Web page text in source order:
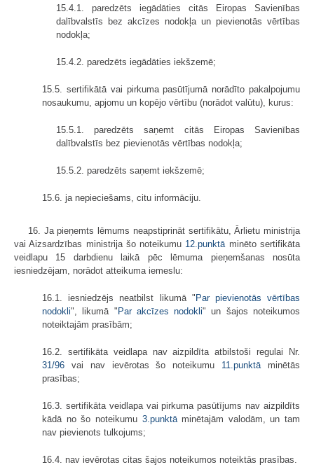
15.4.1. paredzēts iegādāties citās Eiropas Savienības
dalībvalstīs bez akcīzes nodokļa un pievienotās vērtības
nodokļa;
15.4.2. paredzēts iegādāties iekšzemē;
15.5. sertifikātā vai pirkuma pasūtījumā norādīto pakalpojumu
nosaukumu, apjomu un kopējo vērtību (norādot valūtu), kurus:
15.5.1. paredzēts saņemt citās Eiropas Savienības
dalībvalstīs bez pievienotās vērtības nodokļa;
15.5.2. paredzēts saņemt iekšzemē;
15.6. ja nepieciešams, citu informāciju.
16. Ja pieņemts lēmums neapstiprināt sertifikātu, Ārlietu ministrija
vai Aizsardzības ministrija šo noteikumu 12.punktāminēto sertifikāta
veidlapu 15 darbdienu laikā pēc lēmuma pieņemšanas nosūta
iesniedzējam, norādot atteikuma iemeslu:
16.1. iesniedzējs neatbilst likumā " Par pievienotās vērtības
nodokli", likumā " Par akcīzes nodokli" un šajos noteikumos
noteiktajām prasībām;
16.2. sertifikāta veidlapa nav aizpildīta atbilstoši regulai Nr.
31/96 vai nav ievērotas šo noteikumu 11.punktāminētās
prasības;
16.3. sertifikāta veidlapa vai pirkuma pasūtījums nav aizpildīts
kādā no šo noteikumu 3.punktāminētajām valodām, un tam
nav pievienots tulkojums;
16.4. nav ievērotas citas šajos noteikumos noteiktās prasības.